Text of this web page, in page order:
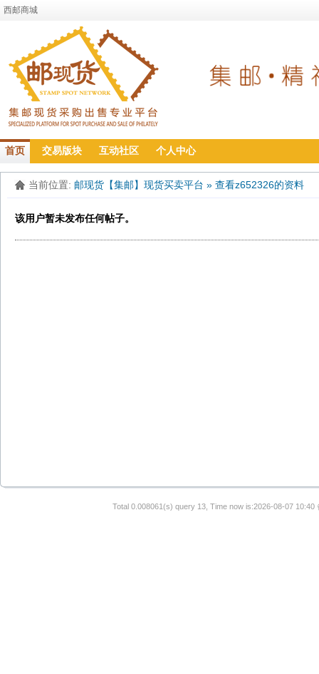
西邮商城
首页 交易版块 互动社区 个人中心
当前位置: 邮现货【集邮】现货买卖平台 » 查看z652326的资料
该用户暂未发布任何帖子。
Total 0.008061(s) query 13, Time now is:2026-08-07 10:40